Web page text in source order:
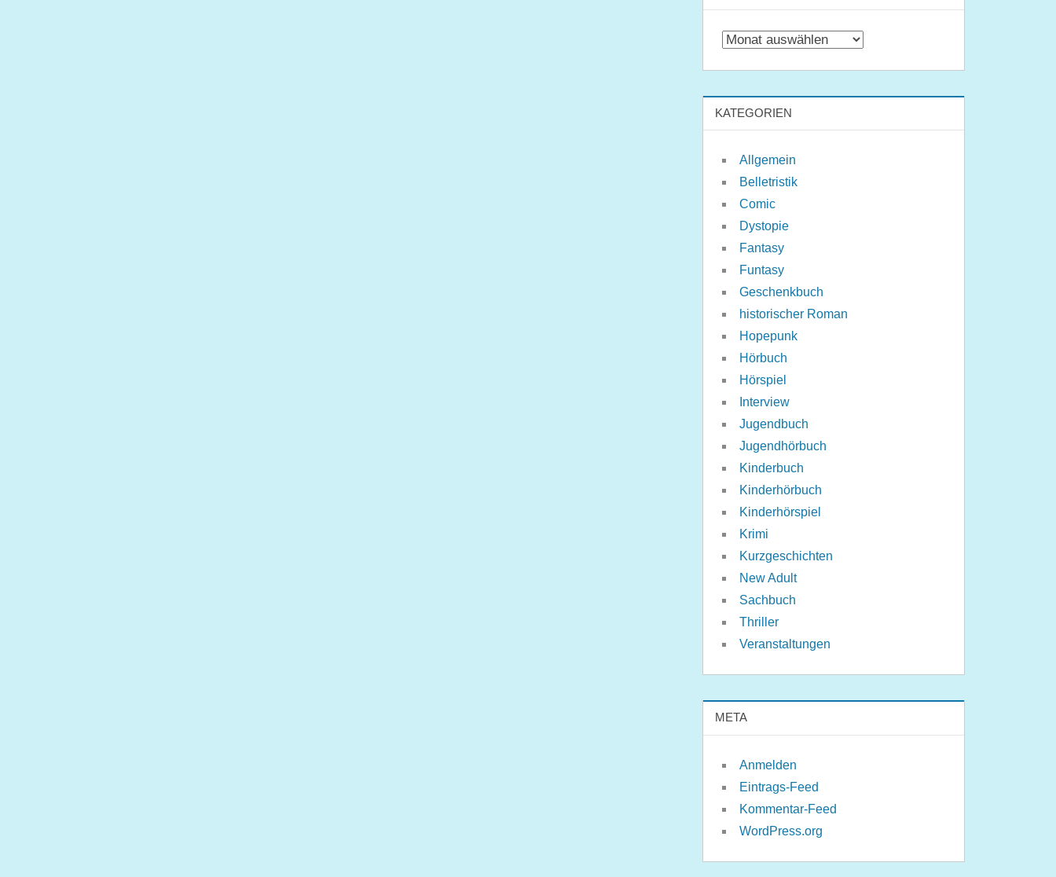
Archiv
KATEGORIEN
Allgemein
Belletristik
Comic
Dystopie
Fantasy
Funtasy
Geschenkbuch
historischer Roman
Hopepunk
Hörbuch
Hörspiel
Interview
Jugendbuch
Jugendhörbuch
Kinderbuch
Kinderhörbuch
Kinderhörspiel
Krimi
Kurzgeschichten
New Adult
Sachbuch
Thriller
Veranstaltungen
META
Anmelden
Eintrags-Feed
Kommentar-Feed
WordPress.org